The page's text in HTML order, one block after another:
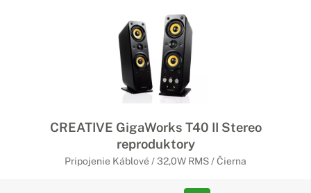
CREATIVE GigaWorks T40 II Stereo
reproduktory
Pripojenie Káblové / 32,0W RMS / Čierna